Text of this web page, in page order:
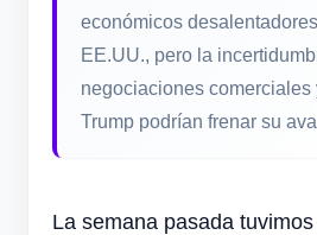
económicos
EE.UU., pero la
negociaciones comerciales
Trump podrían frenar su
La semana pasada